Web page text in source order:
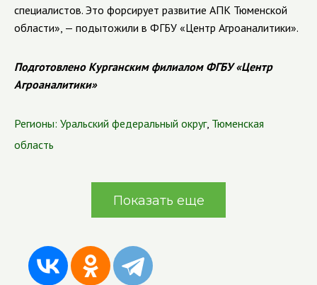
специалистов. Это форсирует развитие АПК Тюменской
области», — подытожили в ФГБУ «Центр Агроаналитики».
Подготовлено Курганским филиалом ФГБУ «Центр
Агроаналитики»
Регионы: Уральский федеральный округ, Тюменская
область
Показать еще